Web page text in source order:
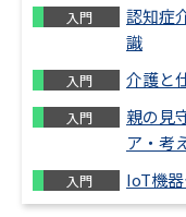
入門
認知症
識
入門 介護と
入門
親の見
ア・考
入門 IoT機